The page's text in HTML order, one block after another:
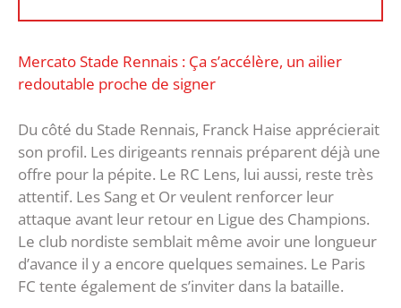
Mercato Stade Rennais : Ça s’accélère, un ailier
redoutable proche de signer
Du côté du Stade Rennais, Franck Haise apprécierait
son profil. Les dirigeants rennais préparent déjà une
offre pour la pépite. Le RC Lens, lui aussi, reste très
attentif. Les Sang et Or veulent renforcer leur
attaque avant leur retour en Ligue des Champions.
Le club nordiste semblait même avoir une longueur
d’avance il y a encore quelques semaines. Le Paris
FC tente également de s’inviter dans la bataille.